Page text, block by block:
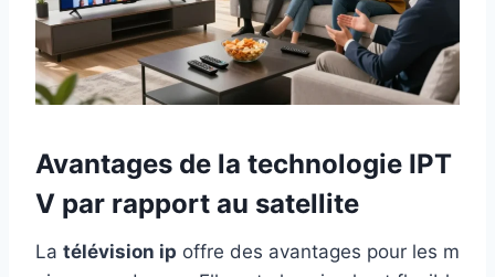
Avantages de la technologie IPT
V par rapport au satellite
La télévision ip offre des avantages pour les m